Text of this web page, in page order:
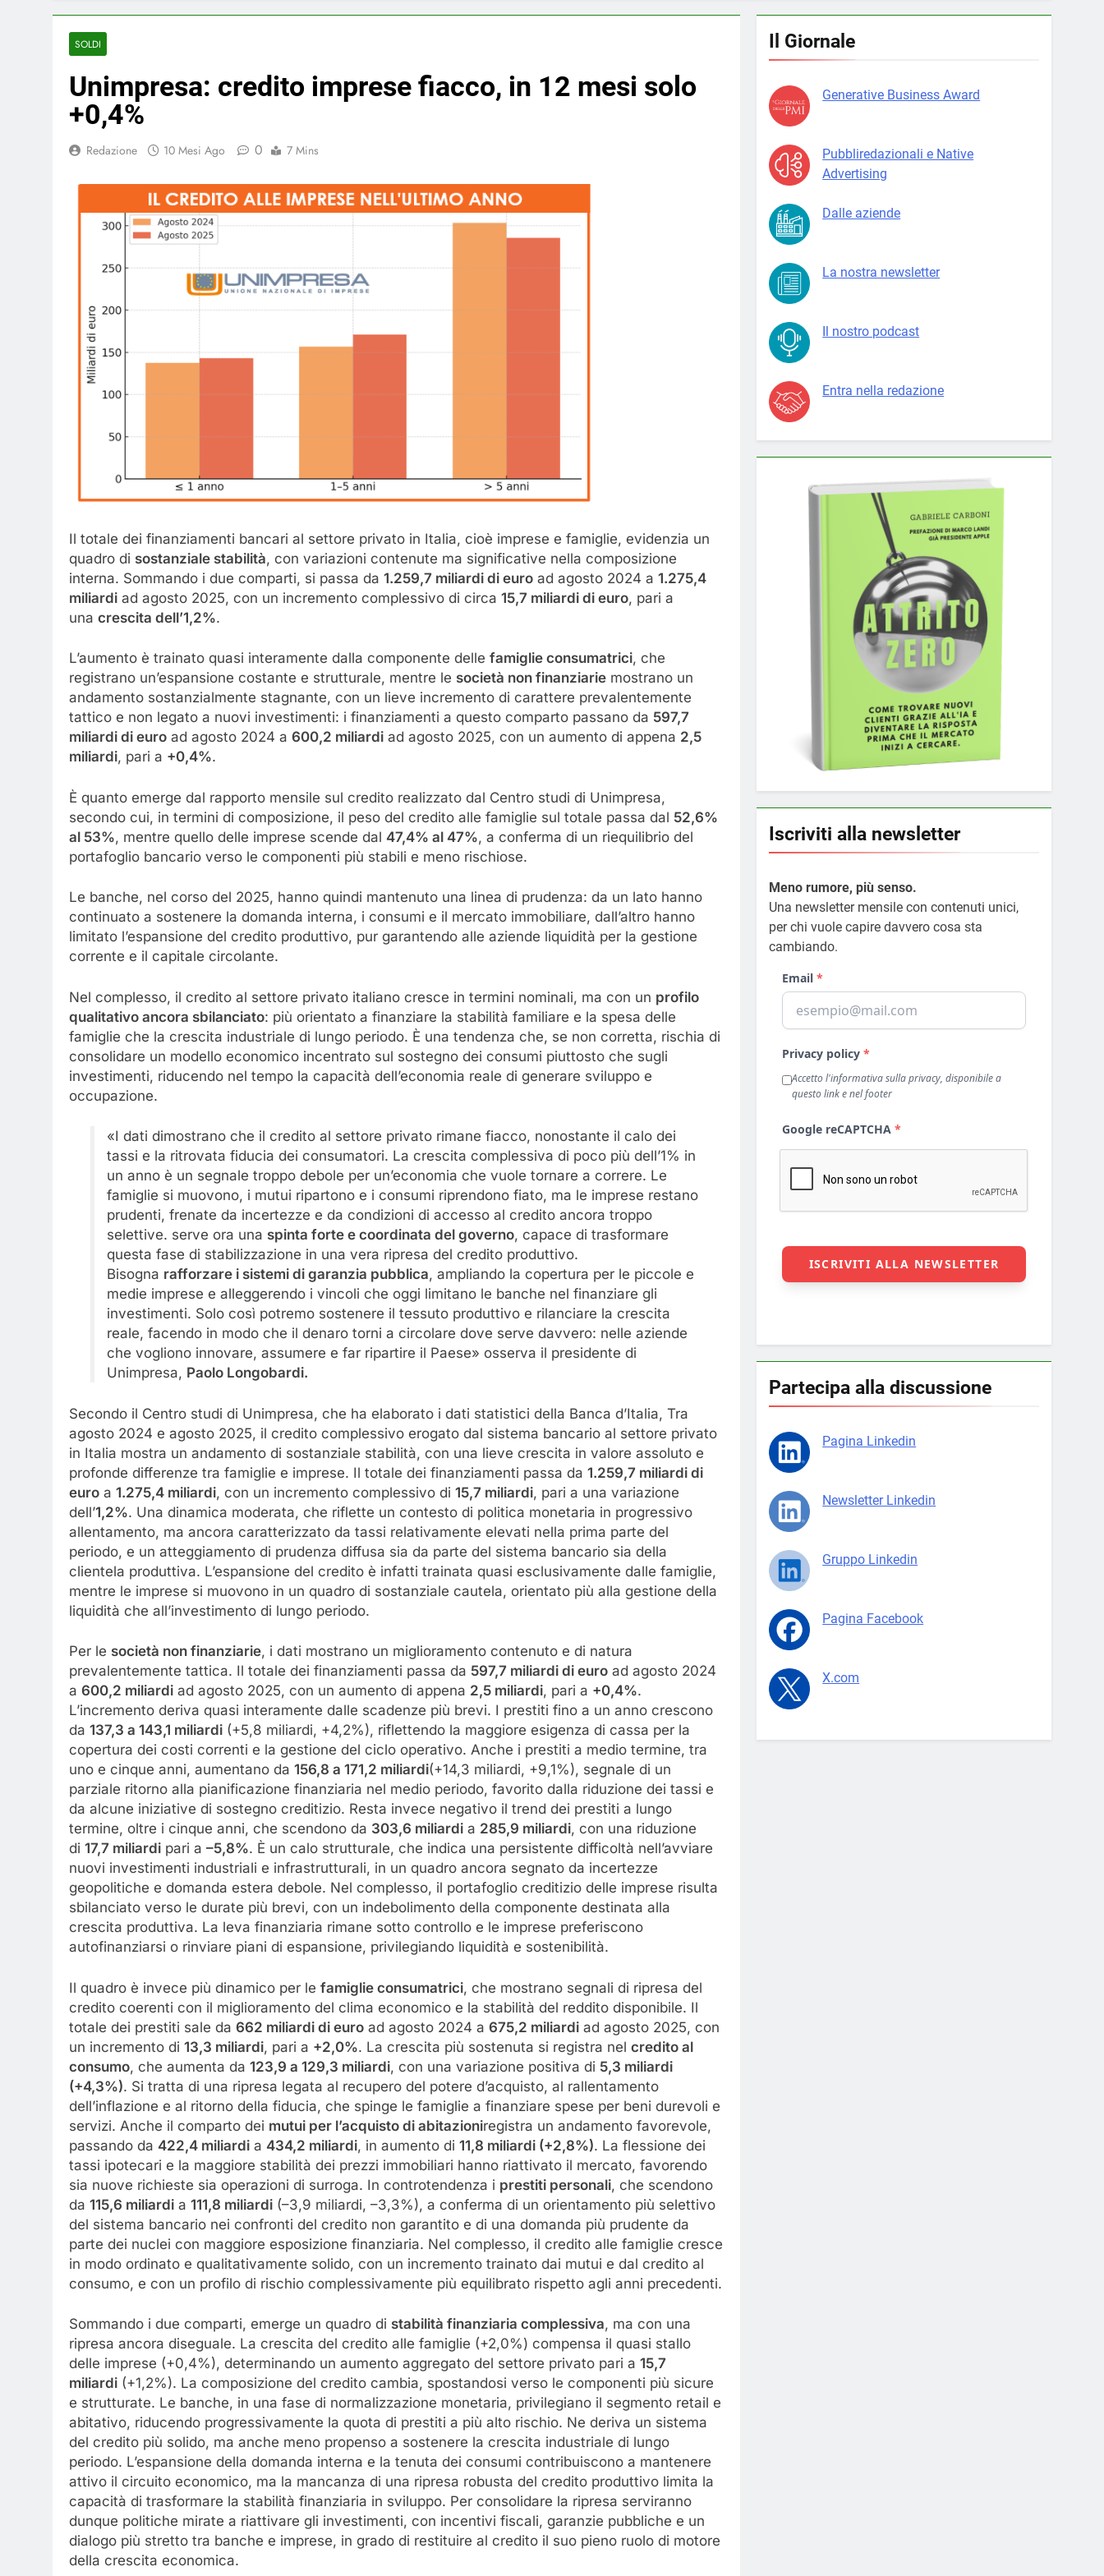
SOLDI
Unimpresa: credito imprese fiacco, in 12 mesi solo
+0,4%
Redazione 10 Mesi Ago 0 7 Mins
Il totale dei finanziamenti bancari al settore privato in Italia, cioè imprese e famiglie, evidenzia un
quadro di sostanziale stabilità, con variazioni contenute ma significative nella composizione
interna. Sommando i due comparti, si passa da 1.259,7 miliardi di euro ad agosto 2024 a 1.275,4
miliardi ad agosto 2025, con un incremento complessivo di circa 15,7 miliardi di euro, pari a
una crescita dell’1,2%.
L’aumento è trainato quasi interamente dalla componente delle famiglie consumatrici, che
registrano un’espansione costante e strutturale, mentre le società non finanziarie mostrano un
andamento sostanzialmente stagnante, con un lieve incremento di carattere prevalentemente
tattico e non legato a nuovi investimenti: i finanziamenti a questo comparto passano da 597,7
miliardi di euro ad agosto 2024 a 600,2 miliardi ad agosto 2025, con un aumento di appena 2,5
miliardi, pari a +0,4%.
È quanto emerge dal rapporto mensile sul credito realizzato dal Centro studi di Unimpresa,
secondo cui, in termini di composizione, il peso del credito alle famiglie sul totale passa dal 52,6%
al 53%, mentre quello delle imprese scende dal 47,4% al 47%, a conferma di un riequilibrio del
portafoglio bancario verso le componenti più stabili e meno rischiose.
Le banche, nel corso del 2025, hanno quindi mantenuto una linea di prudenza: da un lato hanno
continuato a sostenere la domanda interna, i consumi e il mercato immobiliare, dall’altro hanno
limitato l’espansione del credito produttivo, pur garantendo alle aziende liquidità per la gestione
corrente e il capitale circolante.
Nel complesso, il credito al settore privato italiano cresce in termini nominali, ma con un profilo
qualitativo ancora sbilanciato: più orientato a finanziare la stabilità familiare e la spesa delle
famiglie che la crescita industriale di lungo periodo. È una tendenza che, se non corretta, rischia di
consolidare un modello economico incentrato sul sostegno dei consumi piuttosto che sugli
investimenti, riducendo nel tempo la capacità dell’economia reale di generare sviluppo e
occupazione.
«I dati dimostrano che il credito al settore privato rimane fiacco, nonostante il calo dei
tassi e la ritrovata fiducia dei consumatori. La crescita complessiva di poco più dell’1% in
un anno è un segnale troppo debole per un’economia che vuole tornare a correre. Le
famiglie si muovono, i mutui ripartono e i consumi riprendono fiato, ma le imprese restano
prudenti, frenate da incertezze e da condizioni di accesso al credito ancora troppo
selettive. serve ora una spinta forte e coordinata del governo, capace di trasformare
questa fase di stabilizzazione in una vera ripresa del credito produttivo.
Bisogna rafforzare i sistemi di garanzia pubblica, ampliando la copertura per le piccole e
medie imprese e alleggerendo i vincoli che oggi limitano le banche nel finanziare gli
investimenti. Solo così potremo sostenere il tessuto produttivo e rilanciare la crescita
reale, facendo in modo che il denaro torni a circolare dove serve davvero: nelle aziende
che vogliono innovare, assumere e far ripartire il Paese» osserva il presidente di
Unimpresa, Paolo Longobardi.
Secondo il Centro studi di Unimpresa, che ha elaborato i dati statistici della Banca d’Italia, Tra
agosto 2024 e agosto 2025, il credito complessivo erogato dal sistema bancario al settore privato
in Italia mostra un andamento di sostanziale stabilità, con una lieve crescita in valore assoluto e
profonde differenze tra famiglie e imprese. Il totale dei finanziamenti passa da 1.259,7 miliardi di
euro a 1.275,4 miliardi, con un incremento complessivo di 15,7 miliardi, pari a una variazione
dell’1,2%. Una dinamica moderata, che riflette un contesto di politica monetaria in progressivo
allentamento, ma ancora caratterizzato da tassi relativamente elevati nella prima parte del
periodo, e un atteggiamento di prudenza diffusa sia da parte del sistema bancario sia della
clientela produttiva. L’espansione del credito è infatti trainata quasi esclusivamente dalle famiglie,
mentre le imprese si muovono in un quadro di sostanziale cautela, orientato più alla gestione della
liquidità che all’investimento di lungo periodo.
Per le società non finanziarie, i dati mostrano un miglioramento contenuto e di natura
prevalentemente tattica. Il totale dei finanziamenti passa da 597,7 miliardi di euro ad agosto 2024
a 600,2 miliardi ad agosto 2025, con un aumento di appena 2,5 miliardi, pari a +0,4%.
L’incremento deriva quasi interamente dalle scadenze più brevi. I prestiti fino a un anno crescono
da 137,3 a 143,1 miliardi (+5,8 miliardi, +4,2%), riflettendo la maggiore esigenza di cassa per la
copertura dei costi correnti e la gestione del ciclo operativo. Anche i prestiti a medio termine, tra
uno e cinque anni, aumentano da 156,8 a 171,2 miliardi(+14,3 miliardi, +9,1%), segnale di un
parziale ritorno alla pianificazione finanziaria nel medio periodo, favorito dalla riduzione dei tassi e
da alcune iniziative di sostegno creditizio. Resta invece negativo il trend dei prestiti a lungo
termine, oltre i cinque anni, che scendono da 303,6 miliardi a 285,9 miliardi, con una riduzione
di 17,7 miliardi pari a –5,8%. È un calo strutturale, che indica una persistente difficoltà nell’avviare
nuovi investimenti industriali e infrastrutturali, in un quadro ancora segnato da incertezze
geopolitiche e domanda estera debole. Nel complesso, il portafoglio creditizio delle imprese risulta
sbilanciato verso le durate più brevi, con un indebolimento della componente destinata alla
crescita produttiva. La leva finanziaria rimane sotto controllo e le imprese preferiscono
autofinanziarsi o rinviare piani di espansione, privilegiando liquidità e sostenibilità.
Il quadro è invece più dinamico per le famiglie consumatrici, che mostrano segnali di ripresa del
credito coerenti con il miglioramento del clima economico e la stabilità del reddito disponibile. Il
totale dei prestiti sale da 662 miliardi di euro ad agosto 2024 a 675,2 miliardi ad agosto 2025, con
un incremento di 13,3 miliardi, pari a +2,0%. La crescita più sostenuta si registra nel credito al
consumo, che aumenta da 123,9 a 129,3 miliardi, con una variazione positiva di 5,3 miliardi
(+4,3%). Si tratta di una ripresa legata al recupero del potere d’acquisto, al rallentamento
dell’inflazione e al ritorno della fiducia, che spinge le famiglie a finanziare spese per beni durevoli e
servizi. Anche il comparto dei mutui per l’acquisto di abitazioniregistra un andamento favorevole,
passando da 422,4 miliardi a 434,2 miliardi, in aumento di 11,8 miliardi (+2,8%). La flessione dei
tassi ipotecari e la maggiore stabilità dei prezzi immobiliari hanno riattivato il mercato, favorendo
sia nuove richieste sia operazioni di surroga. In controtendenza i prestiti personali, che scendono
da 115,6 miliardi a 111,8 miliardi (–3,9 miliardi, –3,3%), a conferma di un orientamento più selettivo
del sistema bancario nei confronti del credito non garantito e di una domanda più prudente da
parte dei nuclei con maggiore esposizione finanziaria. Nel complesso, il credito alle famiglie cresce
in modo ordinato e qualitativamente solido, con un incremento trainato dai mutui e dal credito al
consumo, e con un profilo di rischio complessivamente più equilibrato rispetto agli anni precedenti.
Sommando i due comparti, emerge un quadro di stabilità finanziaria complessiva, ma con una
ripresa ancora diseguale. La crescita del credito alle famiglie (+2,0%) compensa il quasi stallo
delle imprese (+0,4%), determinando un aumento aggregato del settore privato pari a 15,7
miliardi (+1,2%). La composizione del credito cambia, spostandosi verso le componenti più sicure
e strutturate. Le banche, in una fase di normalizzazione monetaria, privilegiano il segmento retail e
abitativo, riducendo progressivamente la quota di prestiti a più alto rischio. Ne deriva un sistema
del credito più solido, ma anche meno propenso a sostenere la crescita industriale di lungo
periodo. L’espansione della domanda interna e la tenuta dei consumi contribuiscono a mantenere
attivo il circuito economico, ma la mancanza di una ripresa robusta del credito produttivo limita la
capacità di trasformare la stabilità finanziaria in sviluppo. Per consolidare la ripresa serviranno
dunque politiche mirate a riattivare gli investimenti, con incentivi fiscali, garanzie pubbliche e un
dialogo più stretto tra banche e imprese, in grado di restituire al credito il suo pieno ruolo di motore
della crescita economica.
Il Giornale
Generative Business Award
Pubbliredazionali e Native
Advertising
Dalle aziende
La nostra newsletter
Il nostro podcast
Entra nella redazione
Iscriviti alla newsletter
Meno rumore, più senso.
Una newsletter mensile con contenuti unici,
per chi vuole capire davvero cosa sta
cambiando.
Partecipa alla discussione
Pagina Linkedin
Newsletter Linkedin
Gruppo Linkedin
Pagina Facebook
X.com